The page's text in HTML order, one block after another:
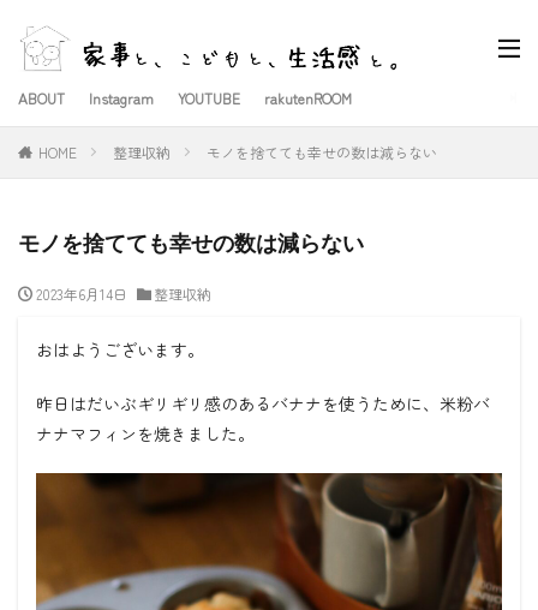
ABOUT Instagram YOUTUBE rakutenROOM
HOME 整理収納 モノを捨てても幸せの数は減らない
モノを捨てても幸せの数は減らない
2023年6月14日 整理収納
おはようございます。
昨日はだいぶギリギリ感のあるバナナを使うために、米粉バ
ナナマフィンを焼きました。